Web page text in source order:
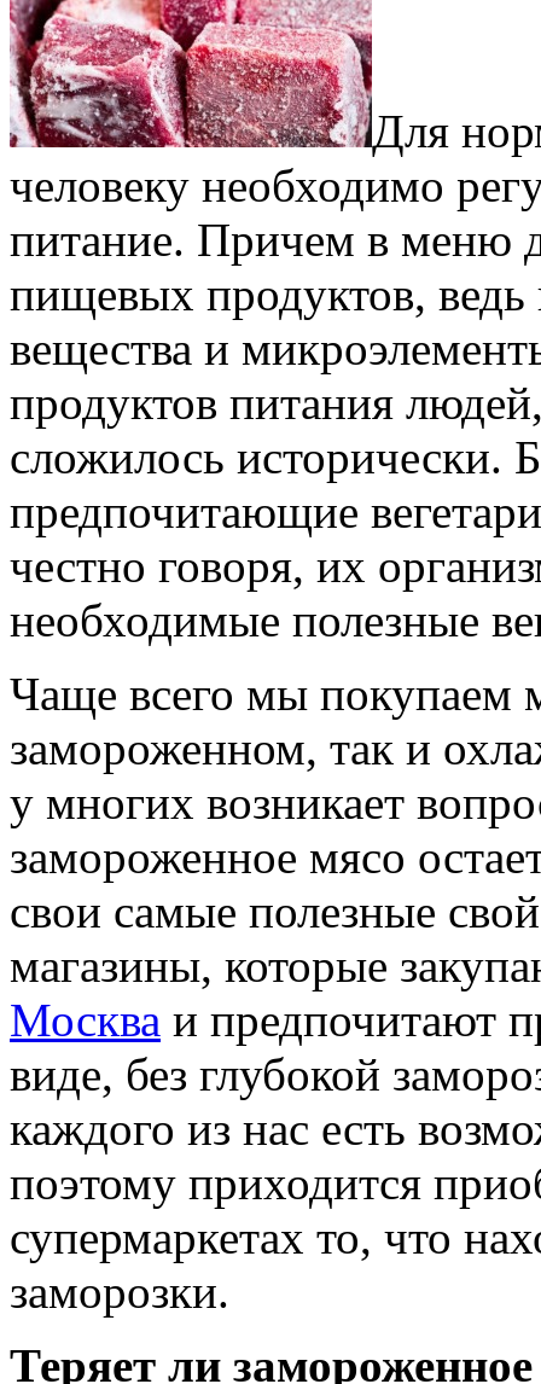
Для
человеку необходимо
питание. Причем в меню
пищевых продуктов,
вещества и
продуктов питания
сложилось исторически.
предпочитающие
честно говоря, их
необходимые полезные
Чаще всего мы покупаем
замороженном, так и
у многих возникает
замороженное мясо
свои самые полезные
магазины, которые
Москва и предпочитают
виде, без глубокой
каждого из нас есть
поэтому приходится
супермаркетах то, что
заморозки.
Теряет ли